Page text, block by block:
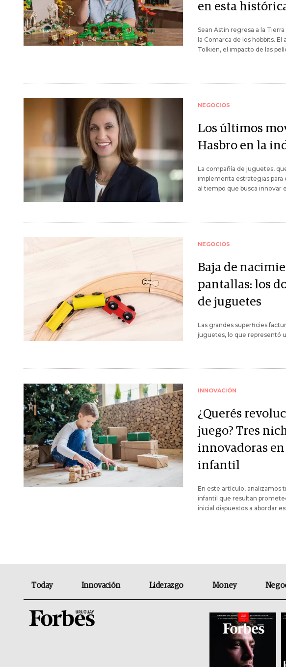
en esta
Sean Astin regresa a la
la Comarca de los hobbits.
Tolkien, el impacto de las
NEGOCIOS
Los últimos
Hasbro en la
La compañía de juguetes,
implementa estrategias para
al tiempo que busca innovar
NEGOCIOS
Baja de
pantallas: los
de juguetes
Las grandes superficies
juguetes, lo que representó
INNOVACIÓN
¿Querés
juego? Tres
innovadoras
infantil
En este artículo, analizamos
infantil que resultan
inicial dispuestos a abordar
Today Innovación Liderazgo Money